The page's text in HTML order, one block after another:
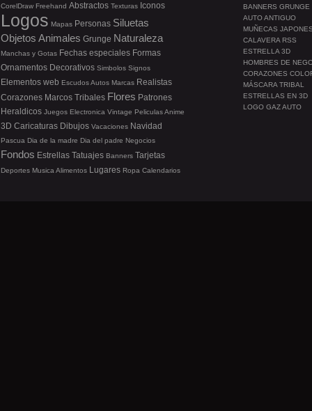
BANNERS GRUNGE
AUTO ANTIGUO
MUÑECAS
CALAVERA RSS
ESTRELLA 3D
HOMBRES DE
CORAZONES
MÁSCARA TRIBAL
ESTRELLAS EN 3D
LOGO GAZ AUTO
CorelDraw Freehand Abstractos Texturas Iconos
Logos Mapas Personas Siluetas
Objetos Animales Grunge Naturaleza
Manchas y Gotas Fechas especiales Formas
Ornamentos Decorativos Simbolos Signos
Elementos web EscudosAutos Marcas Realistas
Corazones Marcos Tribales Flores Patrones
Heraldicos Juegos Electronica Vintage PeliculasAnime
3D Caricaturas Dibujos Vacaciones Navidad
Pascua Dia de la madre Dia del padre Negocios
Fondos Estrellas Tatuajes Banners Tarjetas
Deportes Musica Alimentos Lugares Ropa Calendarios